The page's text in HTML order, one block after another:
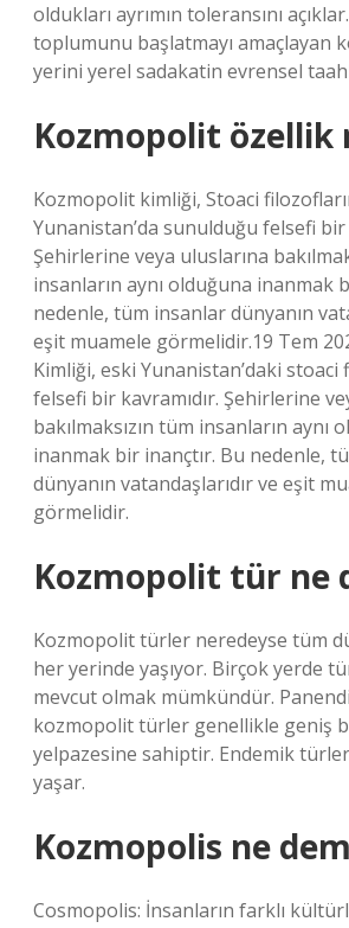
oldukları ayrımın toleransını
toplumunu başlatmayı amaçlayan
yerini yerel sadakatin evrensel
Kozmopolit özellik
Kozmopolit kimliği, Stoaci
Yunanistan’da sunulduğu felsefi bir
Şehirlerine veya uluslarına
insanların aynı olduğuna inanmak
nedenle, tüm insanlar dünyanın
eşit muamele görmelidir.19 Tem
Kimliği, eski Yunanistan’daki stoaci
felsefi bir kavramıdır. Şehirlerine
bakılmaksızın tüm insanların aynı
inanmak bir inançtır. Bu nedenle,
dünyanın vatandaşlarıdır ve eşit
görmelidir.
Kozmopolit tür ne
Kozmopolit türler neredeyse tüm
her yerinde yaşıyor. Birçok yerde
mevcut olmak mümkündür.
kozmopolit türler genellikle geniş
yelpazesine sahiptir. Endemik türler
yaşar.
Kozmopolis ne
Cosmopolis: İnsanların farklı